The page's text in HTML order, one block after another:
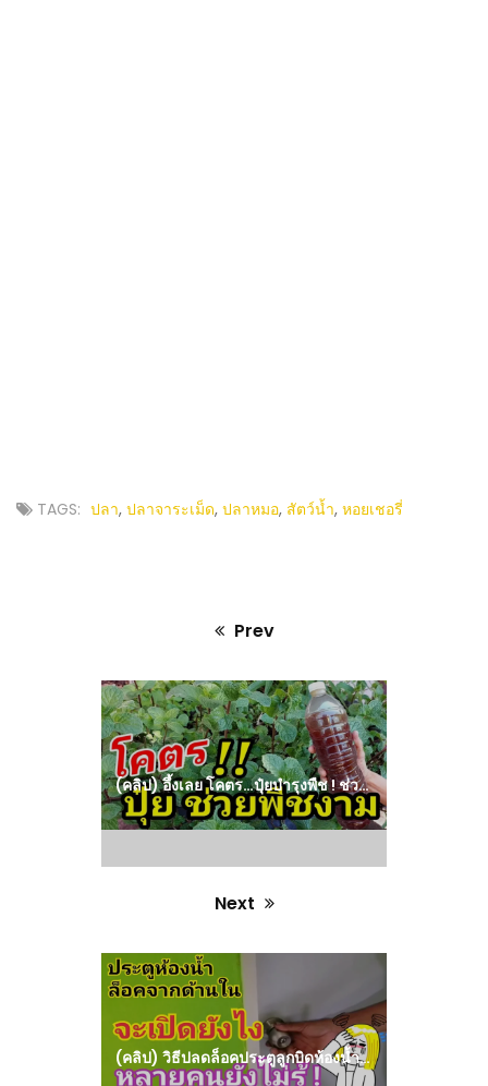
TAGS: ปลา, ปลาจาระเม็ด, ปลาหมอ, สัตว์น้ำ, หอยเชอรี่
Prev
Previous
post:
(คลิป) อึ้งเลย โคตร…ปุ๋ยบำรุงพืช ! ช่วยพืชให้งามได้ ติดดอกไว ติดผลดก
Next
(คลิป) วิธีปลดล็อคประตูลูกบิดห้องน้ำ How to unlock the knob key